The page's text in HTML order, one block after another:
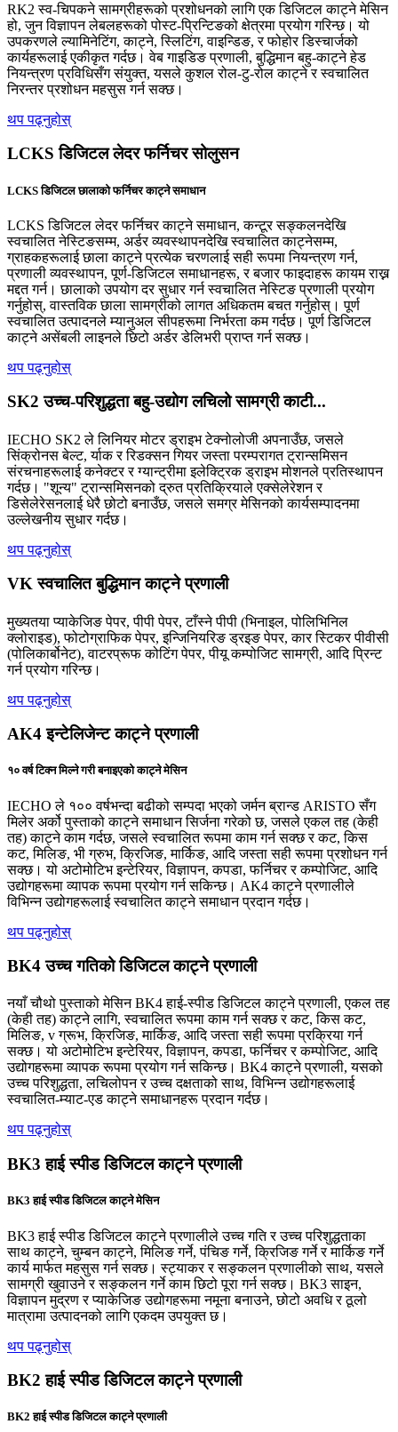
RK2 स्व-चिपकने सामग्रीहरूको प्रशोधनको लागि एक डिजिटल काट्ने मेसिन
हो, जुन विज्ञापन लेबलहरूको पोस्ट-प्रिन्टिङको क्षेत्रमा प्रयोग गरिन्छ। यो
उपकरणले ल्यामिनेटिंग, काट्ने, स्लिटिंग, वाइन्डिङ, र फोहोर डिस्चार्जको
कार्यहरूलाई एकीकृत गर्दछ। वेब गाइडिङ प्रणाली, बुद्धिमान बहु-काट्ने हेड
नियन्त्रण प्रविधिसँग संयुक्त, यसले कुशल रोल-टु-रोल काट्ने र स्वचालित
निरन्तर प्रशोधन महसुस गर्न सक्छ।
थप पढ्नुहोस्
LCKS डिजिटल लेदर फर्निचर सोलुसन
LCKS डिजिटल छालाको फर्निचर काट्ने समाधान
LCKS डिजिटल लेदर फर्निचर काट्ने समाधान, कन्टूर सङ्कलनदेखि
स्वचालित नेस्टिङसम्म, अर्डर व्यवस्थापनदेखि स्वचालित काट्नेसम्म,
ग्राहकहरूलाई छाला काट्ने प्रत्येक चरणलाई सही रूपमा नियन्त्रण गर्न,
प्रणाली व्यवस्थापन, पूर्ण-डिजिटल समाधानहरू, र बजार फाइदाहरू कायम राख्न
मद्दत गर्न। छालाको उपयोग दर सुधार गर्न स्वचालित नेस्टिङ प्रणाली प्रयोग
गर्नुहोस्, वास्तविक छाला सामग्रीको लागत अधिकतम बचत गर्नुहोस्। पूर्ण
स्वचालित उत्पादनले म्यानुअल सीपहरूमा निर्भरता कम गर्दछ। पूर्ण डिजिटल
काट्ने असेंबली लाइनले छिटो अर्डर डेलिभरी प्राप्त गर्न सक्छ।
थप पढ्नुहोस्
SK2 उच्च-परिशुद्धता बहु-उद्योग लचिलो सामग्री काटी...
IECHO SK2 ले लिनियर मोटर ड्राइभ टेक्नोलोजी अपनाउँछ, जसले
सिंक्रोनस बेल्ट, र्याक र रिडक्सन गियर जस्ता परम्परागत ट्रान्समिसन
संरचनाहरूलाई कनेक्टर र ग्यान्ट्रीमा इलेक्ट्रिक ड्राइभ मोशनले प्रतिस्थापन
गर्दछ। "शून्य" ट्रान्समिसनको द्रुत प्रतिक्रियाले एक्सेलेरेशन र
डिसेलेरेसनलाई धेरै छोटो बनाउँछ, जसले समग्र मेसिनको कार्यसम्पादनमा
उल्लेखनीय सुधार गर्दछ।
थप पढ्नुहोस्
VK स्वचालित बुद्धिमान काट्ने प्रणाली
मुख्यतया प्याकेजिङ पेपर, पीपी पेपर, टाँस्ने पीपी (भिनाइल, पोलिभिनिल
क्लोराइड), फोटोग्राफिक पेपर, इन्जिनियरिङ ड्रइङ पेपर, कार स्टिकर पीवीसी
(पोलिकार्बोनेट), वाटरप्रूफ कोटिंग पेपर, पीयू कम्पोजिट सामग्री, आदि प्रिन्ट
गर्न प्रयोग गरिन्छ।
थप पढ्नुहोस्
AK4 इन्टेलिजेन्ट काट्ने प्रणाली
१० वर्ष टिक्न मिल्ने गरी बनाइएको काट्ने मेसिन
IECHO ले १०० वर्षभन्दा बढीको सम्पदा भएको जर्मन ब्रान्ड ARISTO सँग
मिलेर अर्को पुस्ताको काट्ने समाधान सिर्जना गरेको छ, जसले एकल तह (केही
तह) काट्ने काम गर्दछ, जसले स्वचालित रूपमा काम गर्न सक्छ र कट, किस
कट, मिलिङ, भी ग्रुभ, क्रिजिङ, मार्किङ, आदि जस्ता सही रूपमा प्रशोधन गर्न
सक्छ। यो अटोमोटिभ इन्टेरियर, विज्ञापन, कपडा, फर्निचर र कम्पोजिट, आदि
उद्योगहरूमा व्यापक रूपमा प्रयोग गर्न सकिन्छ। AK4 काट्ने प्रणालीले
विभिन्न उद्योगहरूलाई स्वचालित काट्ने समाधान प्रदान गर्दछ।
थप पढ्नुहोस्
BK4 उच्च गतिको डिजिटल काट्ने प्रणाली
नयाँ चौथो पुस्ताको मेसिन BK4 हाई-स्पीड डिजिटल काट्ने प्रणाली, एकल तह
(केही तह) काट्ने लागि, स्वचालित रूपमा काम गर्न सक्छ र कट, किस कट,
मिलिङ, v ग्रूभ, क्रिजिङ, मार्किङ, आदि जस्ता सही रूपमा प्रक्रिया गर्न
सक्छ। यो अटोमोटिभ इन्टेरियर, विज्ञापन, कपडा, फर्निचर र कम्पोजिट, आदि
उद्योगहरूमा व्यापक रूपमा प्रयोग गर्न सकिन्छ। BK4 काट्ने प्रणाली, यसको
उच्च परिशुद्धता, लचिलोपन र उच्च दक्षताको साथ, विभिन्न उद्योगहरूलाई
स्वचालित-म्याट-एड काट्ने समाधानहरू प्रदान गर्दछ।
थप पढ्नुहोस्
BK3 हाई स्पीड डिजिटल काट्ने प्रणाली
BK3 हाई स्पीड डिजिटल काट्ने मेसिन
BK3 हाई स्पीड डिजिटल काट्ने प्रणालीले उच्च गति र उच्च परिशुद्धताका
साथ काट्ने, चुम्बन काट्ने, मिलिङ गर्ने, पंचिङ गर्ने, क्रिजिङ गर्ने र मार्किङ गर्ने
कार्य मार्फत महसुस गर्न सक्छ। स्ट्याकर र सङ्कलन प्रणालीको साथ, यसले
सामग्री खुवाउने र सङ्कलन गर्ने काम छिटो पूरा गर्न सक्छ। BK3 साइन,
विज्ञापन मुद्रण र प्याकेजिङ उद्योगहरूमा नमूना बनाउने, छोटो अवधि र ठूलो
मात्रामा उत्पादनको लागि एकदम उपयुक्त छ।
थप पढ्नुहोस्
BK2 हाई स्पीड डिजिटल काट्ने प्रणाली
BK2 हाई स्पीड डिजिटल काट्ने प्रणाली